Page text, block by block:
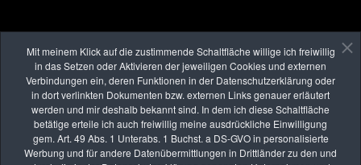
Mit meinem Klick auf die zustimmende Schaltfläche willige ich freiwillig
in das Setzen oder Aktivieren der jeweiligen Cookies und externen
Verbindungen ein, deren Funktionen in der Datenschutzerklärung oder
in dort verlinkten Dokumenten bzw. externen Links genauer erläutert
werden und mir deshalb bekannt sind. In dem ich diese Schaltfläche
betätige erteile ich auch freiwillig meine ausdrückliche Einwilligung
gem. Art. 49 Abs. 1 Unterabs. 1 Buchst. a DS-GVO in personalisierte
Werbung und für andere Datenübermittlungen in Drittländer zu den und
Download des Flyers als PDF:Download (1,3MB)
Artikel in "kulturvision aktuell" über meine
Ausstellung:https://www.kulturvision-
aktuell.de/schwarz-weiss-fotografie-stefan-sporrer-
holzkirchen-2019/